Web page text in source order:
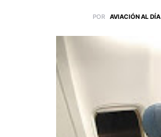
POR AVIACIÓN AL DÍA